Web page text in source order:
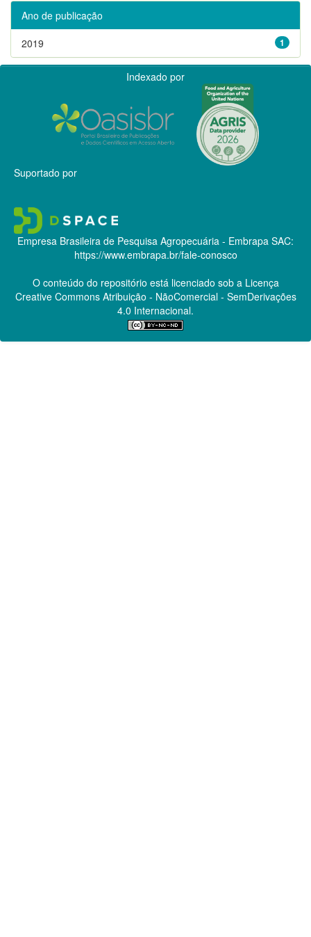
Ano de publicação
1
2019
Indexado por
Suportado por
Empresa Brasileira de Pesquisa Agropecuária - Embrapa SAC:
https://www.embrapa.br/fale-conosco
O conteúdo do repositório está licenciado sob a Licença
Creative CommonsAtribuição - NãoComercial - SemDerivações
4.0 Internacional.